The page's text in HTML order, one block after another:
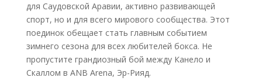
для Саудовской Аравии, активно развивающей
спорт, но и для всего мирового сообщества. Этот
поединок обещает стать главным событием
зимнего сезона для всех любителей бокса. Не
пропустите грандиозный бой между Канело и
Скаллом в ANB Arena, Эр-Рияд.